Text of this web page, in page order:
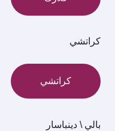
كراتشي
كراتشي
بالي \ دينباسار